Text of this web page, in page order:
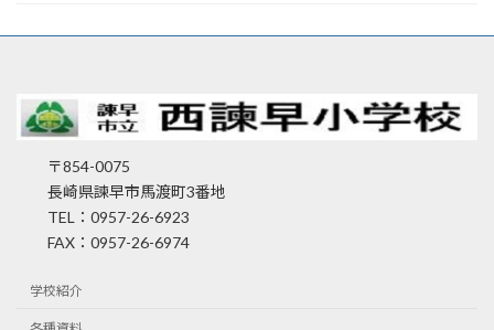
〒854-0075
長崎県諫早市馬渡町3番地
TEL：0957-26-6923
FAX：0957-26-6974
学校紹介